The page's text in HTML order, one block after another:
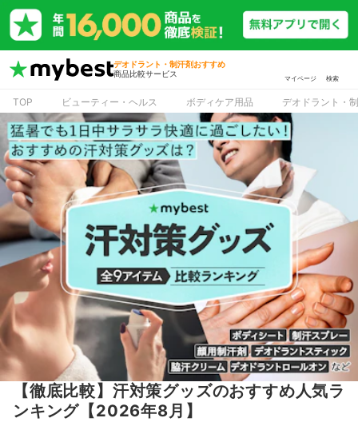
デオドラント・制汗剤おすすめ
商品比較サービス
マイページ 検索
TOP ビューティー・ヘルス ボディケア用品 デオドラント・
【徹底比較】汗対策グッズのおすすめ人気ラ
ンキング【2026年8月】